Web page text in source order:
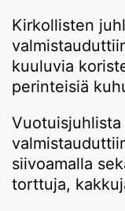
Kirkollisten
kuuluvia
perinteisiä
siivoamalla
torttuja,